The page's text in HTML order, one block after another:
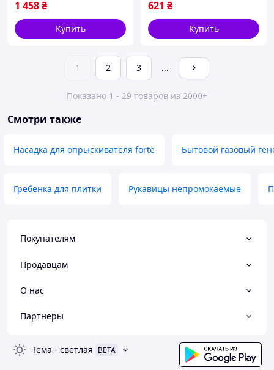
1 458₴
Купить
621 ₴
Купить
1 2 3 ...
Показано 1 - 29 товаров из 2000+
Смотри также
Насадка для опрыскивателя forte Бытовой газовый
Гребенка для плитки Рукавицы непромокаемые
Покупателям
Продавцам
О нас
Партнеры
Тема - светлая BETA